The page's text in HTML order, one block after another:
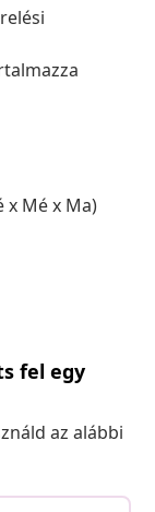
x Mé x Ma)
fel egy
az alábbi